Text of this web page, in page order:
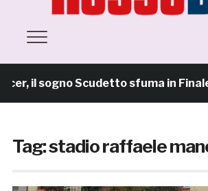
Scudetto sfuma in Finale: il
Tag:stadio raffaele